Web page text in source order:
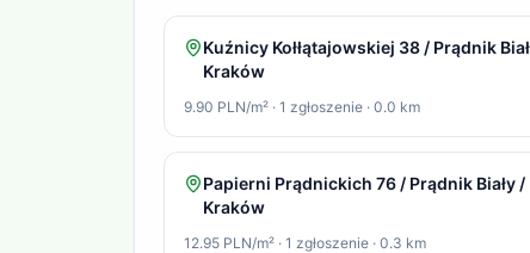
Kuźnicy Kołłątajowskiej 38 / Prądnik
Kraków
9.90 PLN/m² · 1 zgłoszenie · 0.0 km
Papierni Prądnickich 76 / Prądnik Biały /
Kraków
12.95 PLN/m² · 1 zgłoszenie · 0.3 km